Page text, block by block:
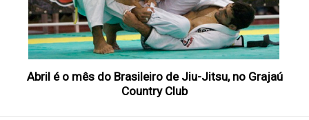
Abril é o mês do Brasileiro de Jiu-Jitsu, no Grajaú
Country Club